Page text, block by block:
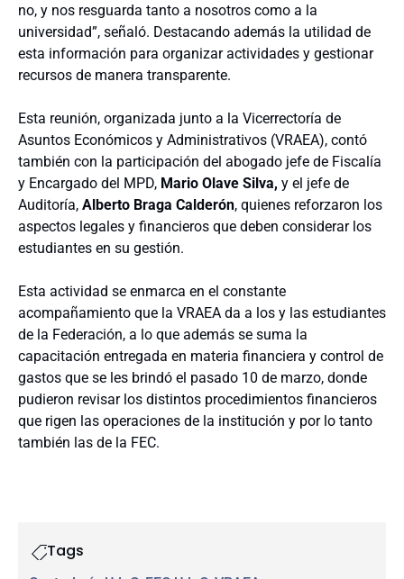
no, y nos resguarda tanto a nosotros como a la
universidad”, señaló. Destacando además la utilidad de
esta información para organizar actividades y gestionar
recursos de manera transparente.
Esta reunión, organizada junto a la Vicerrectoría de
Asuntos Económicos y Administrativos (VRAEA), contó
también con la participación del abogado jefe de Fiscalía
y Encargado del MPD, Mario Olave Silva, y el jefe de
Auditoría, Alberto Braga Calderón, quienes reforzaron los
aspectos legales y financieros que deben considerar los
estudiantes en su gestión.
Esta actividad se enmarca en el constante
acompañamiento que la VRAEA da a los y las estudiantes
de la Federación, a lo que además se suma la
capacitación entregada en materia financiera y control de
gastos que se les brindó el pasado 10 de marzo, donde
pudieron revisar los distintos procedimientos financieros
que rigen las operaciones de la institución y por lo tanto
también las de la FEC.
Tags